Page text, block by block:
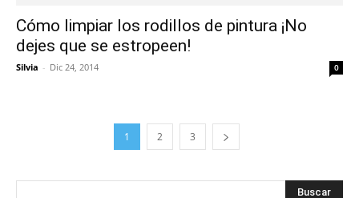
Cómo limpiar los rodillos de pintura ¡No
dejes que se estropeen!
Silvia - Dic 24, 2014 0
1 2 3